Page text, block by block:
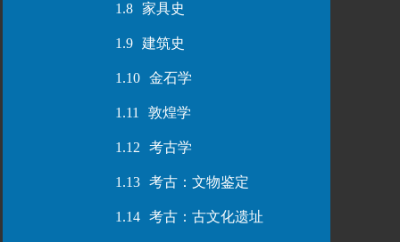
1.8 家具史
1.9 建筑史
1.10 金石学
1.11 敦煌学
1.12 考古学
1.13 考古：文物鉴定
1.14 考古：古文化遗址